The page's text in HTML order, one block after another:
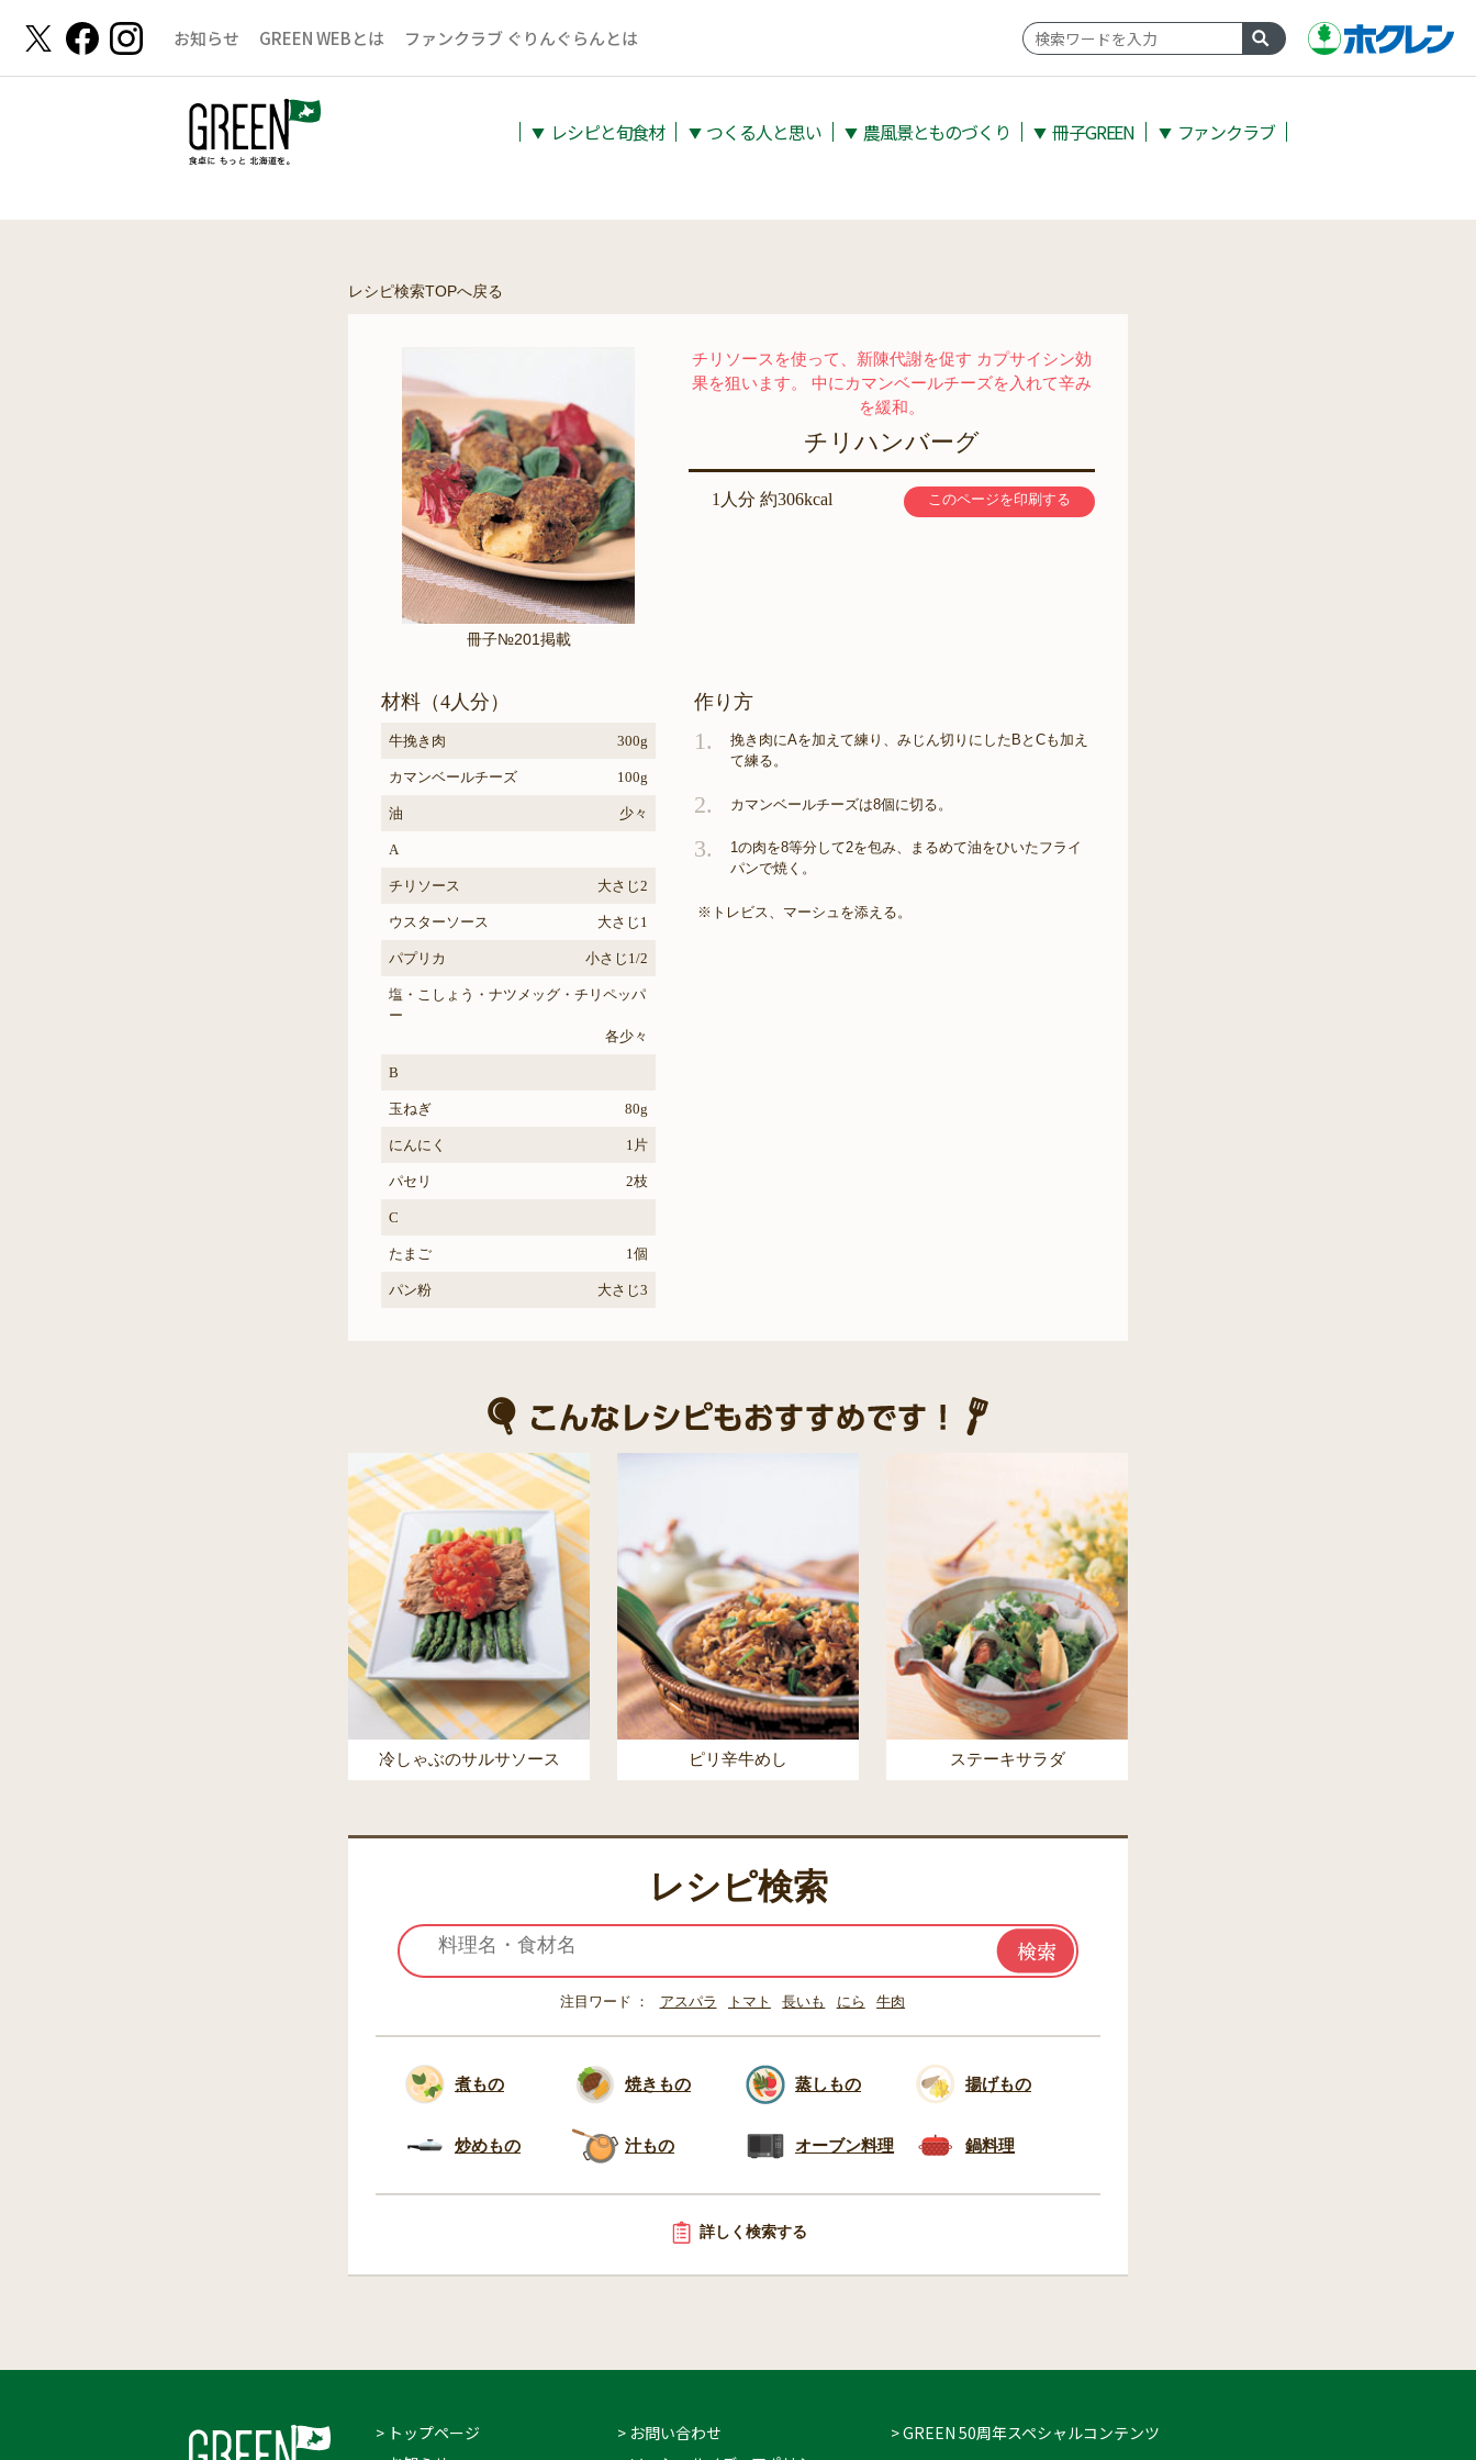
お知らせ GREEN WEBとは ファンクラブ ぐりんぐらんとは
▼ レシピと旬⾷材 ▼ つくる人と思い ▼ 農⾵景とものづくり ▼ 冊子GREEN ▼ ファンクラブ
レシピ検索TOPへ戻る
冊子№201掲載
チリソースを使って、新陳代謝を促す カプサイシン効
果を狙います。 中にカマンベールチーズを入れて辛み
を緩和。
チリハンバーグ
1人分 約306kcal このページを印刷する
材料（4人分）
牛挽き肉 300g
カマンベールチーズ 100g
油 少々
A
チリソース 大さじ2
ウスターソース 大さじ1
パプリカ 小さじ1/2
塩・こしょう・ナツメッグ・チリペッパ
ー
各少々
B
玉ねぎ 80g
にんにく 1片
パセリ 2枝
C
たまご 1個
パン粉 大さじ3
作り方
1.
挽き肉にAを加えて練り、みじん切りにしたBとCも加え
て練る。
2. カマンベールチーズは8個に切る。
3.
1の肉を8等分して2を包み、まるめて油をひいたフライ
パンで焼く。
※トレビス、マーシュを添える。
冷しゃぶのサルサソース ピリ辛牛めし ステーキサラダ
レシピ検索
注目ワード アスパラ トマト 長いも にら 牛肉
煮もの 焼きもの 蒸しもの 揚げもの
炒めもの 汁もの オーブン料理 鍋料理
詳しく検索する
> トップページ
> お問い合わせ
> GREEN 50周年スペシャルコンテンツ